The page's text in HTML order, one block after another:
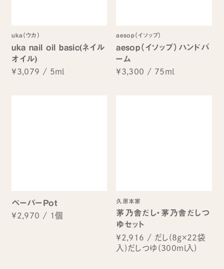
uka（ウカ）
uka nail oil basic(ネイル
オイル)
¥3,079 / 5ml
aesop（イソップ）
aesop（イソップ）ハンドバ
ーム
¥3,300 / 75ml
ペーパーPot
¥2,970 / 1個
久原本家
茅乃舎だし・茅乃舎だしつ
ゆセット
¥2,916 / だし(8g×22袋
入)だしつゆ(300ml入)